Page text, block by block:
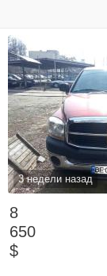
3 недели назад
8
650
$